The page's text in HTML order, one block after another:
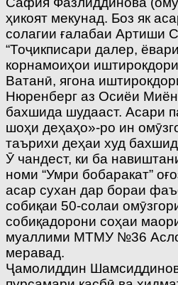
ҳикоят мекунад. Боз як
солагии ғалабаи
“Тоҷикписари далер,
корнамоиҳои
Ватанӣ, ягона
Нюренберг аз Осиёи
бахшида шудааст. Асари
шоҳи деҳаҳо»-ро ин
таърихи деҳаи худ
Ӯ чандест, ки ба
номи “Умри бобаракат”
асар сухан дар бораи
собиқаи 50-солаи
собиқадорони соҳаи
муаллими МТМУ №36
меравад.
Ҷамолиддин